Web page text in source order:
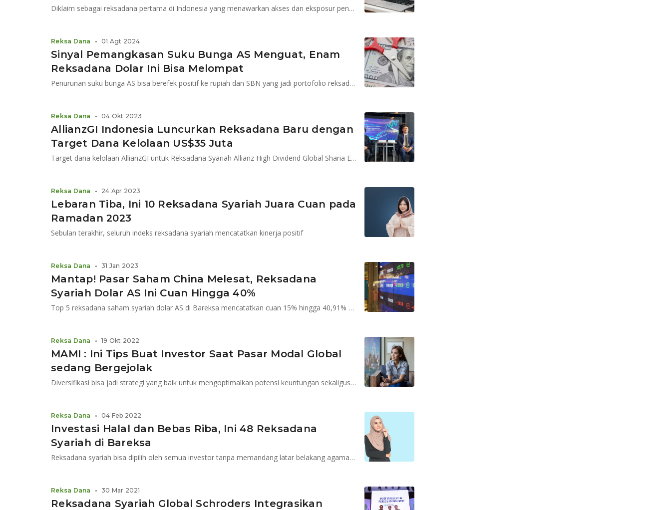
Diklaim sebagai reksadana pertama di Indonesia yang menawarkan akses dan eksposur penuh ke pasar saham China
Sinyal Pemangkasan Suku Bunga AS Menguat, Enam
Reksadana Dolar Ini Bisa Melompat
Penurunan suku bunga AS bisa berefek positif ke rupiah dan SBN yang jadi portofolio reksadana pendapatan tetap berdenominasi dolar AS
Reksa Dana • 01 Agt 2024
AllianzGI Indonesia Luncurkan Reksadana Baru dengan
Target Dana Kelolaan US$35 Juta
Target dana kelolaan AllianzGI untuk Reksadana Syariah Allianz High Dividend Global Sharia Equity Dollar US$35 juta di tahun pertamanya
Reksa Dana • 04 Okt 2023
Lebaran Tiba, Ini 10 Reksadana Syariah Juara Cuan pada
Ramadan 2023
Sebulan terakhir, seluruh indeks reksadana syariah mencatatkan kinerja positif
Reksa Dana • 24 Apr 2023
Mantap! Pasar Saham China Melesat, Reksadana
Syariah Dolar AS Ini Cuan Hingga 40%
Top 5 reksadana saham syariah dolar AS di Bareksa mencatatkan cuan 15% hingga 40,91% dalam 3 bulan terakhir
Reksa Dana • 31 Jan 2023
MAMI : Ini Tips Buat Investor Saat Pasar Modal Global
sedang Bergejolak
Diversifikasi bisa jadi strategi yang baik untuk mengoptimalkan potensi keuntungan sekaligus meminimalisir risiko
Reksa Dana • 19 Okt 2022
Investasi Halal dan Bebas Riba, Ini 48 Reksadana
Syariah di Bareksa
Reksadana syariah bisa dipilih oleh semua investor tanpa memandang latar belakang agama tertentu
Reksa Dana • 04 Feb 2022
Reksadana Syariah Global Schroders Integrasikan
Reksa Dana • 30 Mar 2021